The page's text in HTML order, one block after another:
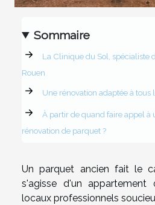
Sommaire
La Clinique du Sol, spécialiste
Rouen
Une rénovation adaptée à tous
À partir de quand faire appel à
rénovation de parquet ?
Un parquet ancien fait le
s'agisse d'un
locaux professionnels